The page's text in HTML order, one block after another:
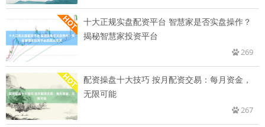
十大正规实盘配资平台 智慧家是否实盘操作？
揭秘智慧家投资平台
269
配资操盘十大技巧 按月配资交易：每月资金，
无限可能
267